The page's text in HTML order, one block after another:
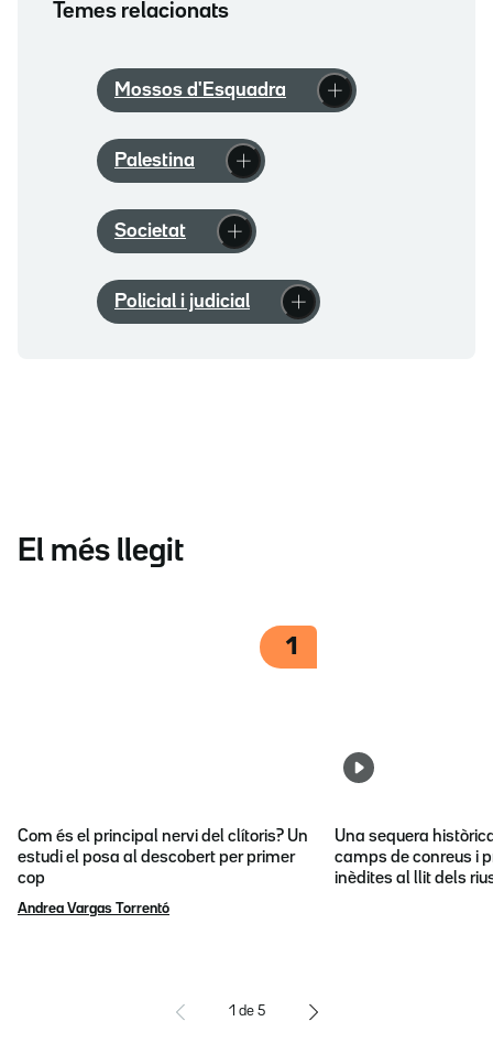
Temes relacionats
Mossos d'Esquadra
Palestina
Societat
Policial i judicial
El més llegit
1
Com és el principal nervi del clítoris? Un
estudi el posa al descobert per primer
cop
Andrea Vargas Torrentó
Una sequera
camps de conreus i
inèdites al llit dels
1 de 5